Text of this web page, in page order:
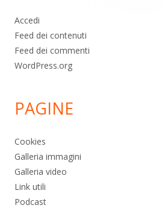
Accedi
Feed dei contenuti
Feed dei commenti
WordPress.org
PAGINE
Cookies
Galleria immagini
Galleria video
Link utili
Podcast